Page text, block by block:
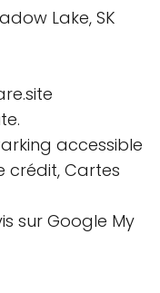
Lake, SK
accessible
crédit, Cartes
sur Google My